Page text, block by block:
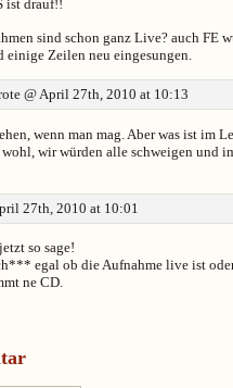
ist drauf!!
sind schon ganz Live? auch FE
einige Zeilen neu eingesungen.
@ April 27th, 2010 at 10:13
wenn man mag. Aber was ist im
wohl, wir würden alle schweigen und
27th, 2010 at 10:01
so sage!
egal ob die Aufnahme live ist
ne CD.